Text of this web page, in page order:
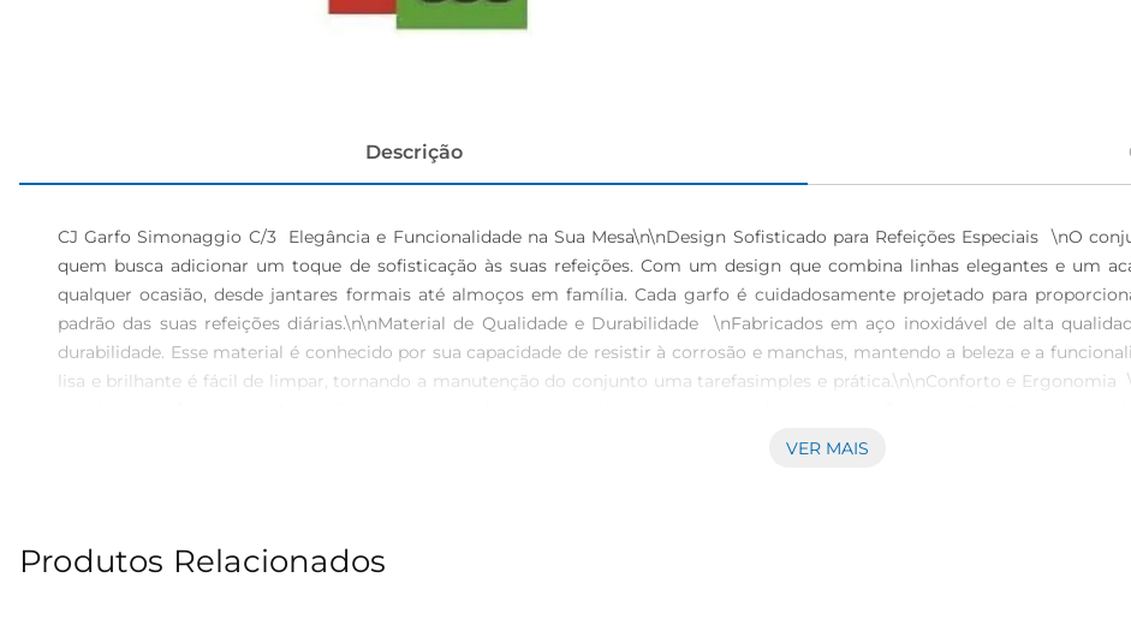
Descrição
CJ Garfo Simonaggio C/3  Elegância e Funcionalidade na Sua Mesa\n\nDesign Sofisticado para Refeições Especiais  \nO
quem busca adicionar um toque de sofisticação às suas refeições. Com um design que combina linhas elegantes e um
qualquer ocasião, desde jantares formais até almoços em família. Cada garfo é cuidadosamente projetado para
padrão das suas refeições diárias.\n\nMaterial de Qualidade e Durabilidade  \nFabricados em aço inoxidável de alta
durabilidade. Esse material é conhecido por sua capacidade de resistir à corrosão e manchas, mantendo a beleza e a
lisa e brilhante é fácil de limpar, tornando a manutenção do conjunto uma tarefasimples e prática.\n\nConforto e
seja desfrutada sem desconforto. O equilíbrio perfeito entre peso e design torna esses garfos uma escolha prática para o dia
de comprimento. O design é pensado para facilitar o manuseio e o uso, tornando cada refeição mais agradável. Além disso,
VER MAIS
Produtos Relacionados